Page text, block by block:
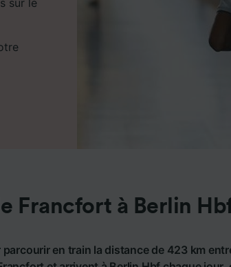
Francfort à Berlin
en train la distance de 423 km